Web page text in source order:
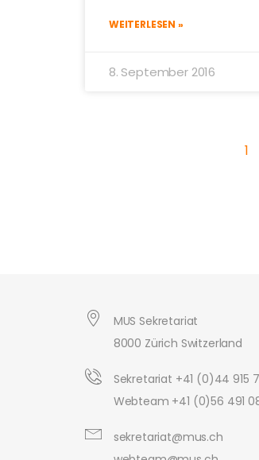
WEITERLESEN »
8. September 2016
1
MUS Sekretariat
8000 Zürich Switzerland
Sekretariat +41 (0)44 915
Webteam +41 (0)56 491
sekretariat@mus.ch